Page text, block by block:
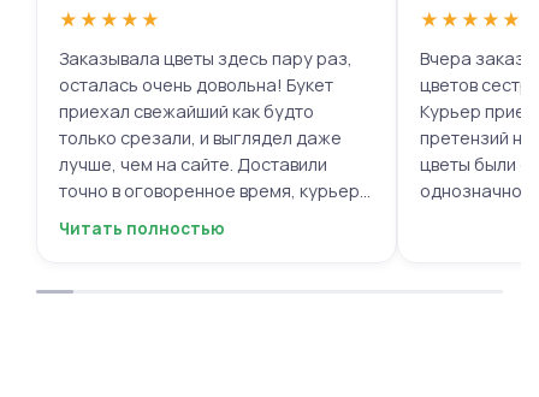
★★★★★
Заказывала цветы здесь пару раз,
осталась очень довольна! Букет
приехал свежайший как будто
только срезали, и выглядел даже
лучше, чем на сайте. Доставили
точно в оговоренное время, курьер
вежливый, ещё и открытку с тёплыми
приятными. Однозначно буду
Читать полностью
★★★★★
Вчера
цветов
Курьер
претензий
цветы были
однозначно.